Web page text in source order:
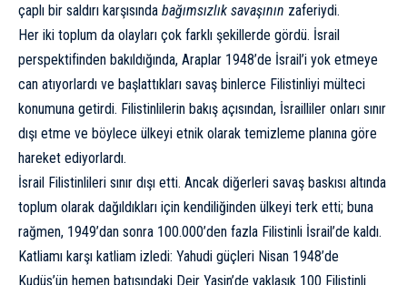
çaplı bir saldırı karşısında bağımsızlık savaşının zaferiydi.
Her iki toplum da olayları çok farklı şekillerde gördü. İsrail
perspektifinden bakıldığında, Araplar 1948’de İsrail’i yok etmeye
can atıyorlardı ve başlattıkları savaş binlerce Filistinliyi mülteci
konumuna getirdi. Filistinlilerin bakış açısından, İsrailliler onları sınır
dışı etme ve böylece ülkeyi etnik olarak temizleme planına göre
hareket ediyorlardı.
İsrail Filistinlileri sınır dışı etti. Ancak diğerleri savaş baskısı altında
toplum olarak dağıldıkları için kendiliğinden ülkeyi terk etti; buna
rağmen, 1949’dan sonra 100.000’den fazla Filistinli İsrail’de kaldı.
Katliamı karşı katliam izledi: Yahudi güçleri Nisan 1948’de
Kudüs’ün hemen batısındaki Deir Yasin’de yaklaşık 100 Filistinli